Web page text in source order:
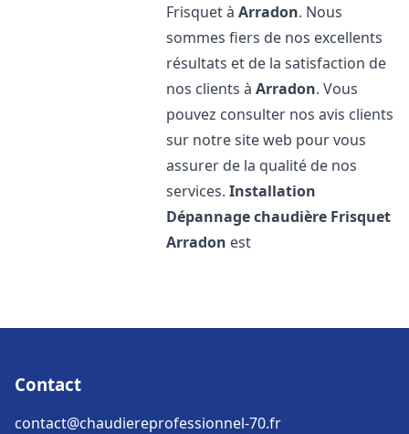
Frisquet àArradon. Nous
sommes fiers de nos excellents
résultats et de la satisfaction de
nos clients àArradon. Vous
pouvez consulter nos avis clients
sur notre site web pour vous
assurer de la qualité de nos
services.Installation
Dépannage chaudière Frisquet
Arradon est
Contact
contact@chaudiereprofessionnel-70.fr